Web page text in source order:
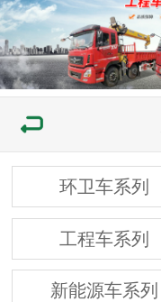
环卫车系列
工程车系列
新能源车系列